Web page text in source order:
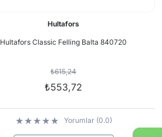
Hultafors
Hultafors Classic Felling Balta 840720
₺615,24
₺553,72
Yorumlar (0.0)